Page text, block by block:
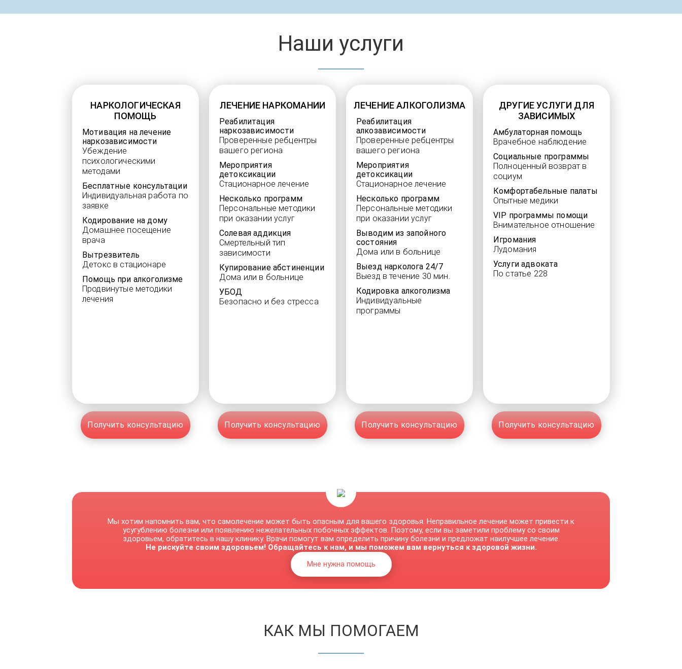
Наши услуги
НАРКОЛОГИЧЕСКАЯ
ПОМОЩЬ
Мотивация на лечение
наркозависимости
Убеждение
психологическими
методами
Бесплатные консультации
Индивидуальная работа по
заявке
Кодирование на дому
Домашнее посещение
врача
Вытрезвитель
Детокс в стационаре
Помощь при алкоголизме
Продвинутые методики
лечения
Получить консультацию
ЛЕЧЕНИЕ НАРКОМАНИИ
Реабилитация
наркозависимости
Проверенные ребцентры
вашего региона
Мероприятия
детоксикации
Стационарное лечение
Несколько программ
Персональные методики
при оказании услуг
Солевая аддикция
Смертельный тип
зависимости
Купирование абстиненции
Дома или в больнице
УБОД
Безопасно и без стресса
Получить консультацию
ЛЕЧЕНИЕ АЛКОГОЛИЗМА
Реабилитация
алкозависимости
Проверенные ребцентры
вашего региона
Мероприятия
детоксикации
Стационарное лечение
Несколько программ
Персональные методики
при оказании услуг
Выводим из запойного
состояния
Дома или в больнице
Выезд нарколога 24/7
Выезд в течение 30 мин.
Кодировка алкоголизма
Индивидуальные
программы
Получить консультацию
ДРУГИЕ УСЛУГИ ДЛЯ
ЗАВИСИМЫХ
Амбулаторная помощь
Врачебное наблюдение
Социальные программы
Полноценный возврат в
социум
Комфортабельные палаты
Опытные медики
VIP программы помощи
Внимательное отношение
Игромания
Лудомания
Услуги адвоката
По статье 228
Получить консультацию
Мы хотим напомнить вам, что самолечение может быть опасным для вашего здоровья. Неправильное лечение может привести к
усугублению болезни или появлению нежелательных побочных эффектов. Поэтому, если вы заметили проблему со своим
здоровьем, обратитесь в нашу клинику. Врачи помогут вам определить причину болезни и предложат наилучшее лечение.
Не рискуйте своим здоровьем! Обращайтесь к нам, и мы поможем вам вернуться к здоровой жизни.
Мне нужна помощь
КАК МЫ ПОМОГАЕМ